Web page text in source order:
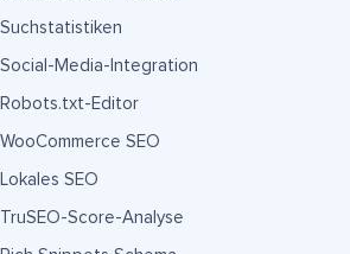
Suchstatistiken
Social-Media-Integration
Robots.txt-Editor
WooCommerce SEO
Lokales SEO
TruSEO-Score-Analyse